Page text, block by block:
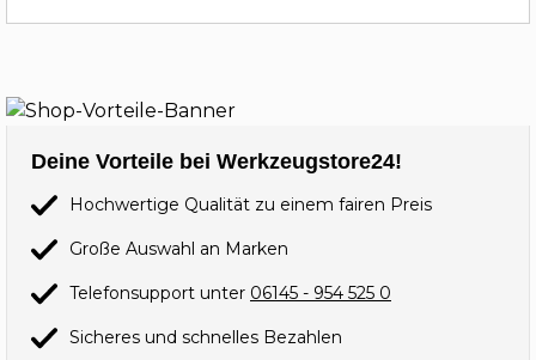
Deine Vorteile bei Werkzeugstore24!
Hochwertige Qualität zu einem fairen Preis
Große Auswahl an Marken
Telefonsupport unter 06145 - 954 525 0
Sicheres und schnelles Bezahlen